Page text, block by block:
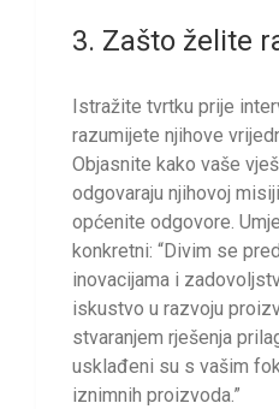
3. Zašto želite
Istražite tvrtku prije
razumijete njihove
Objasnite kako vaše
odgovaraju njihovoj
općenite odgovore.
konkretni: “Divim se
inovacijama i
iskustvo u razvoju
stvaranjem rješenja
usklađeni su s vašim
iznimnih proizvoda.”